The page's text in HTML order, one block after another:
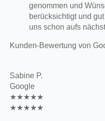
genommen und
berücksichtigt und
uns schon aufs
Kunden-Bewertung von
Sabine P.
Google
★★★★★
★★★★★